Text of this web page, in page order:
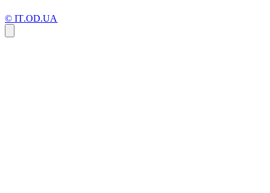
© IT.OD.UA